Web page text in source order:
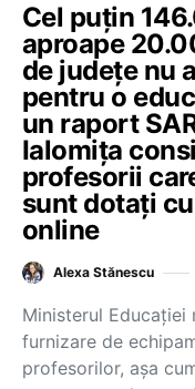
Cel puțin
aproape
de județe nu
pentru o
un raport
Ialomița
profesorii
sunt dotați
online
Alexa Stănescu
Ministerul
furnizare de
profesorilor, așa